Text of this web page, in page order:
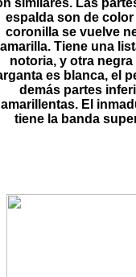
similares. Las
espalda son de
coronilla se vuelve
amarilla. Tiene una
notoria, y otra
es blanca, el
demás partes
amarillentas. El
tiene la banda